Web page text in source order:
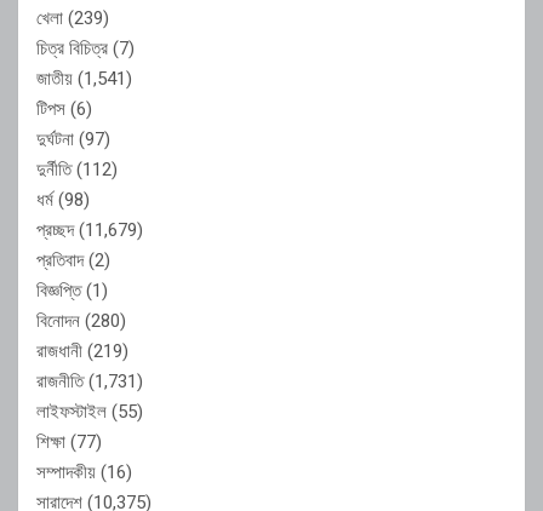
খেলা (239)
চিত্র বিচিত্র (7)
জাতীয় (1,541)
টিপস (6)
দুর্ঘটনা (97)
দুর্নীতি(112)
ধর্ম(98)
প্রচ্ছদ(11,679)
প্রতিবাদ(2)
বিজ্ঞপ্তি(1)
বিনোদন (280)
রাজধানী (219)
রাজনীতি(1,731)
লাইফস্টাইল (55)
শিক্ষা (77)
সম্পাদকীয় (16)
সারাদেশ (10,375)